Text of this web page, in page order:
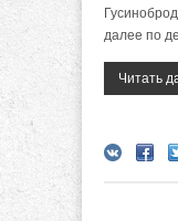
далее по
Читать